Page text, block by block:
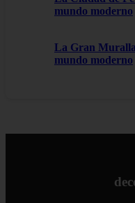
mundo moderno
La Gran
mundo moderno